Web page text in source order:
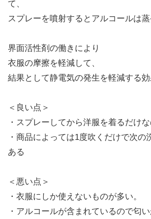
て、
スプレーを噴射するとアルコールは蒸
界面活性剤の働きにより
衣服の摩擦を軽減して、
結果として静電気の発生を軽減する効
＜良い点＞
・スプレーしてから洋服を着るだけ
・商品によっては1度吹くだけで次の
ある
＜悪い点＞
・衣服にしか使えないものが多い。
・アルコールが含まれているので匂